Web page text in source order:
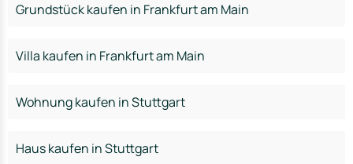
Grundstück kaufen in Frankfurt am Main
Villa kaufen in Frankfurt am Main
Wohnung kaufen in Stuttgart
Haus kaufen in Stuttgart